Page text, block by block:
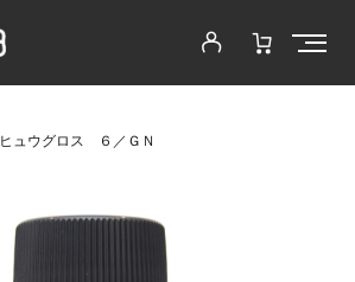
ヒュウグロス ６／ＧＮ